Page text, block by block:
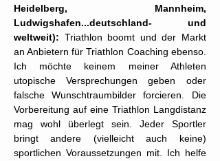
Heidelberg, Mannheim,
Ludwigshafen...deutschland- und
weltweit): Triathlon boomt und der Markt
an Anbietern für Triathlon Coaching ebenso.
Ich möchte keinem meiner Athleten
utopische Versprechungen geben oder
falsche Wunschtraumbilder forcieren. Die
Vorbereitung auf eine Triathlon Langdistanz
mag wohl überlegt sein. Jeder Sportler
bringt andere (vielleicht auch keine)
sportlichen Voraussetzungen mit. Ich helfe